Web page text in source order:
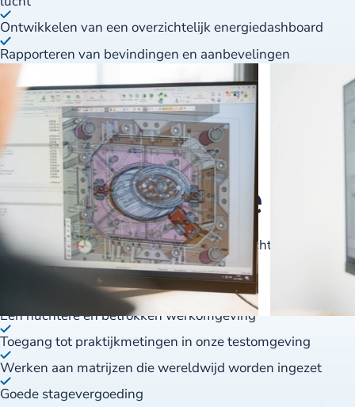
Ontwikkelen van een overzichtelijk energiedashboard
Rapporteren van bevindingen en aanbevelingen
Dit bieden we jou:
Een inhoudelijke stage- of afstudeeropdracht met
technische diepgang
Begeleiding door ervaren engineers
Een nuchtere en betrokken werkomgeving
Toegang tot praktijkmetingen in onze testomgeving
Werken aan matrijzen die wereldwijd worden ingezet
Goede stagevergoeding